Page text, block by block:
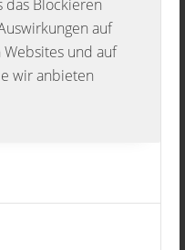
das Blockieren
auf
und auf
wir anbieten
den 04.
Der Erwerb von
von 7,00€ ist bei
Bäckerei Broß in
sind für